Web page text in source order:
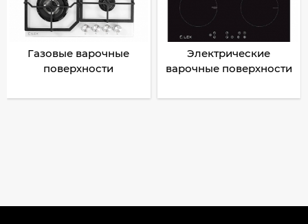
Газовые варочные
поверхности
Электрические
варочные поверхности